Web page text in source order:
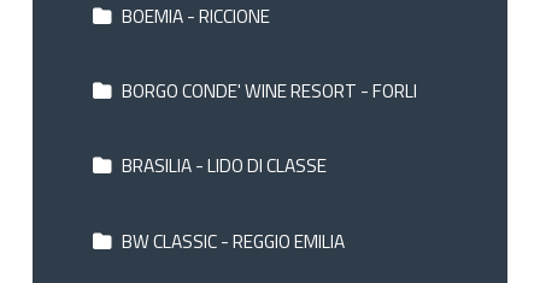
BOEMIA - RICCIONE
BORGO CONDE' WINE RESORT - FORLI
BRASILIA - LIDO DI CLASSE
BW CLASSIC - REGGIO EMILIA